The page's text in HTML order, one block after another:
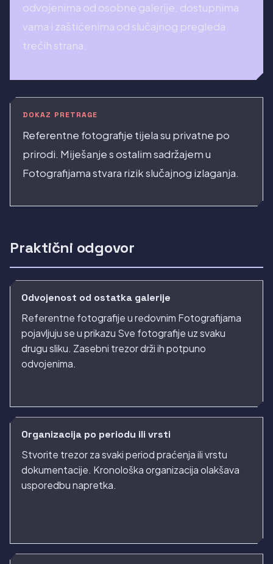
odvojenima od osobne galerije, dostupnima
vama i zaštićenima od slučajnog pregleda
trećih strana.
DOKAZ PRETRAGE
Referentne fotografije tijela su privatne po
prirodi. Miješanje s ostalim sadržajem u
Fotografijama stvara rizik slučajnog izlaganja.
Praktični odgovor
Odvojenost od ostatka galerije
Referentne fotografije u redovnim Fotografijama
pojavljuju se u prikazu Sve fotografije uz svaku
drugu sliku. Zasebni trezor drži ih potpuno
odvojenima.
Organizacija po periodu ili vrsti
Stvorite trezor za svaki period praćenja ili vrstu
dokumentacije. Kronološka organizacija olakšava
usporedbu napretka.